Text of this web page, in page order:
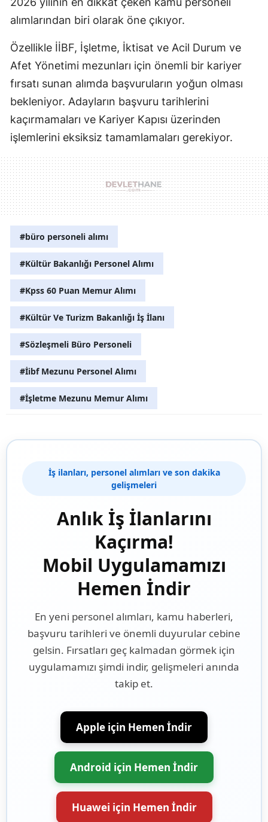
alımlarından biri olarak öne çıkıyor.
Özellikle İİBF, İşletme, İktisat ve Acil Durum ve
Afet Yönetimi mezunları için önemli bir kariyer
fırsatı sunan alımda başvuruların yoğun olması
bekleniyor. Adayların başvuru tarihlerini
kaçırmamaları ve Kariyer Kapısı üzerinden
işlemlerini eksiksiz tamamlamaları gerekiyor.
#büro personeli alımı
#Kültür Bakanlığı Personel Alımı
#Kpss 60 Puan Memur Alımı
#Kültür Ve Turizm Bakanlığı İş İlanı
#Sözleşmeli Büro Personeli
#İibf Mezunu Personel Alımı
#İşletme Mezunu Memur Alımı
İş ilanları, personel alımları ve son dakika
gelişmeleri
Anlık İş İlanlarını
Kaçırma!
Mobil Uygulamamızı
Hemen İndir
En yeni personel alımları, kamu haberleri,
başvuru tarihleri ve önemli duyurular cebine
gelsin. Fırsatları geç kalmadan görmek için
uygulamamızı şimdi indir, gelişmeleri anında
takip et.
Apple için Hemen İndir
Android için Hemen İndir
Huawei için Hemen İndir